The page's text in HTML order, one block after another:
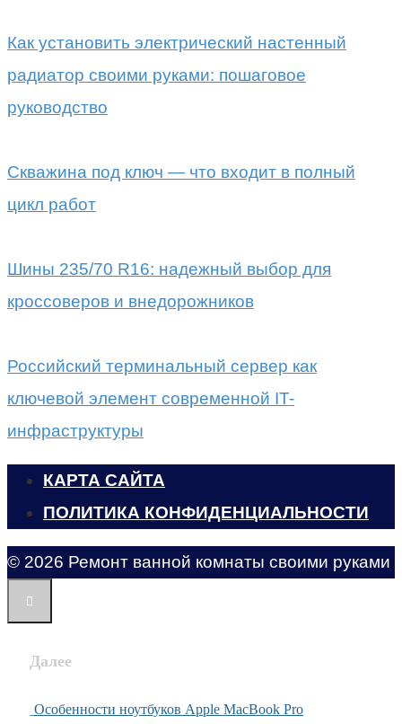
Как установить электрический настенный
радиатор своими руками: пошаговое
руководство
Скважина под ключ — что входит в полный
цикл работ
Шины 235/70 R16: надежный выбор для
кроссоверов и внедорожников
Российский терминальный сервер как
ключевой элемент современной IT-
инфраструктуры
КАРТА САЙТА
ПОЛИТИКА КОНФИДЕНЦИАЛЬНОСТИ
© 2026 Ремонт ванной комнаты своими руками
Далее
Особенности ноутбуков Apple MacBook Pro